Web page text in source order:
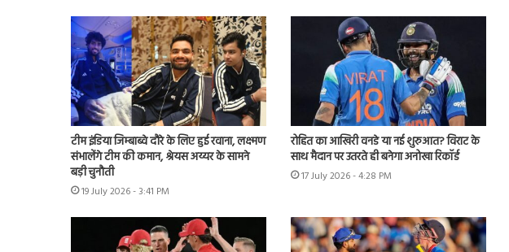
टीम इंडिया जिम्बाब्वे दौरे के लिए हुई रवाना, लक्ष्मण
संभालेंगे टीम की कमान, श्रेयस अय्यर के सामने
बड़ी चुनौती
19 July 2026 - 3:41 PM
रोहित का आखिरी वनडे या नई शुरुआत? विराट के
साथ मैदान पर उतरते ही बनेगा अनोखा रिकॉर्ड
17 July 2026 - 4:28 PM